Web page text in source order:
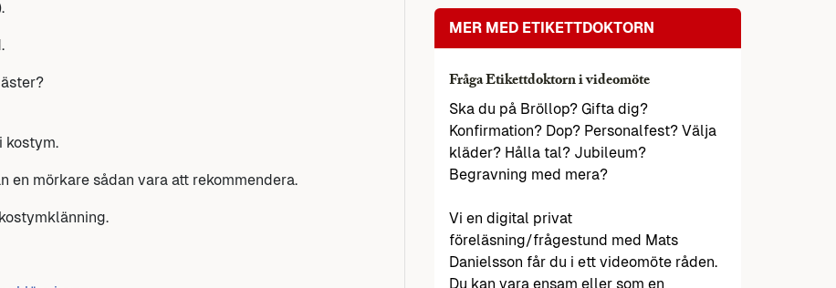
kostym.
en mörkare sådan vara att rekommendera.
MER MED ETIKETTDOKTORN
Fråga Etikettdoktorn i videomöte
Ska du på Bröllop? Gifta dig?
Konfirmation? Dop? Personalfest? Välja
kläder? Hålla tal? Jubileum?
Begravning med mera?
Vi en digital privat
föreläsning/frågestund med Mats
Danielsson får du i ett videomöte råden.
Du kan vara ensam eller som en